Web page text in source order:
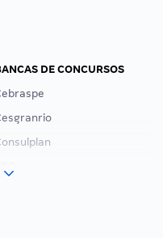
DE CONCURSOS